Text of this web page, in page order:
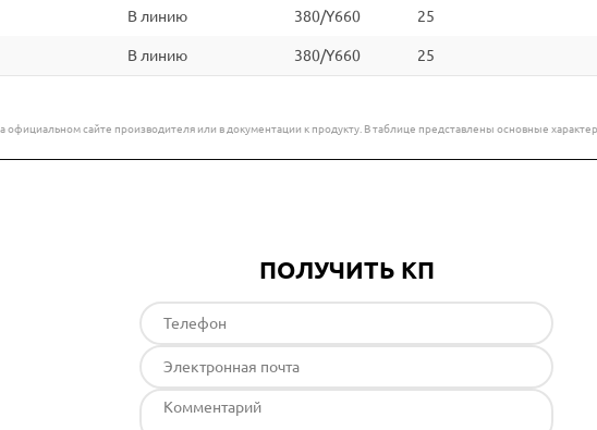
В линию 380/Y660 25
В линию 380/Y660 25
сайте производителя или в документации к продукту. В таблице представлены основные
ПОЛУЧИТЬ КП